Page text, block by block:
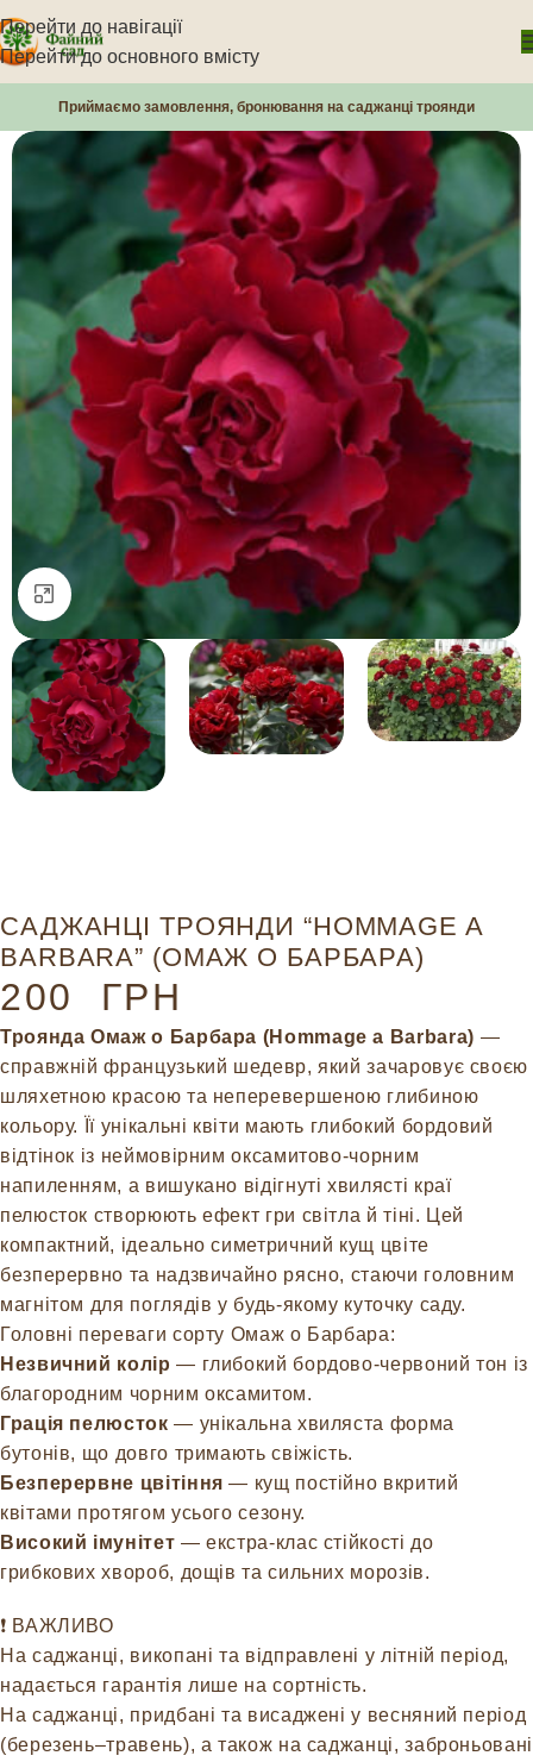
Перейти до навігації
Перейти до основного вмісту
Приймаємо замовлення, бронювання на саджанці троянди
Натисніть, щоб збільшити
САДЖАНЦІ ТРОЯНДИ “HOMMAGE A
BARBARA” (ОМАЖ О БАРБАРА)
200 ГРН
Троянда Омаж о Барбара (Hommage a Barbara) —
справжній французький шедевр, який зачаровує своєю
шляхетною красою та неперевершеною глибиною
кольору. Її унікальні квіти мають глибокий бордовий
відтінок із неймовірним оксамитово-чорним
напиленням, а вишукано відігнуті хвилясті краї
пелюсток створюють ефект гри світла й тіні. Цей
компактний, ідеально симетричний кущ цвіте
безперервно та надзвичайно рясно, стаючи головним
магнітом для поглядів у будь-якому куточку саду.
Головні переваги сорту Омаж о Барбара:
Незвичний колір — глибокий бордово-червоний тон із
благородним чорним оксамитом.
Грація пелюсток — унікальна хвиляста форма
бутонів, що довго тримають свіжість.
Безперервне цвітіння — кущ постійно вкритий
квітами протягом усього сезону.
Високий імунітет — екстра-клас стійкості до
грибкових хвороб, дощів та сильних морозів.
❗️ ВАЖЛИВО
На саджанці, викопані та відправлені у літній період,
надається гарантія лише на сортність.
На саджанці, придбані та висаджені у весняний період
(березень–травень), а також на саджанці, заброньовані